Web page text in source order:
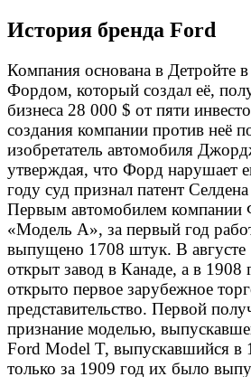
История бренда Ford
Компания основана в Детройте
Фордом, который создал её,
бизнеса 28 000 $ от пяти
создания компании против неё
изобретатель автомобиля
утверждая, что Форд нарушает
году суд признал патент
Первым автомобилем компании
«Модель А», за первый год
выпущено 1708 штук. В августе
открыт завод в Канаде, а в
открыто первое зарубежное
представительство. Первой
признание моделью,
Ford Model T, выпускавшийся в
только за 1909 год их было